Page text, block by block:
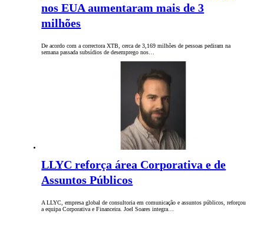
nos EUA aumentaram mais de 3
milhões
De acordo com a correctora XTB, cerca de 3,169 milhões de pessoas pediram na
semana passada subsídios de desemprego nos…
LLYC reforça área Corporativa e de
Assuntos Públicos
A LLYC, empresa global de consultoria em comunicação e assuntos públicos, reforçou
a equipa Corporativa e Financeira. Joel Soares integra…